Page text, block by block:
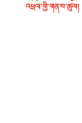
འཕྲལ་གྱི་གནས་ཚུལ།,